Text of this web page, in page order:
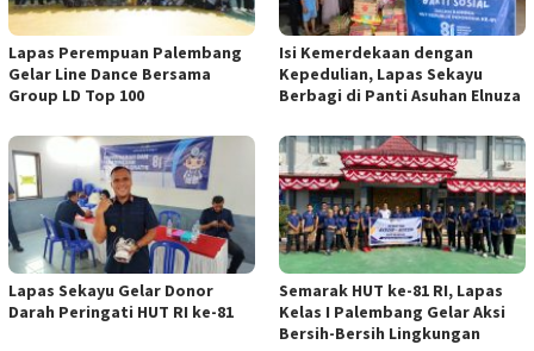
Lapas Perempuan Palembang
Gelar Line Dance Bersama
Group LD Top 100
Isi Kemerdekaan dengan
Kepedulian, Lapas Sekayu
Berbagi di Panti Asuhan Elnuza
Lapas Sekayu Gelar Donor
Darah Peringati HUT RI ke-81
Semarak HUT ke-81 RI, Lapas
Kelas I Palembang Gelar Aksi
Bersih-Bersih Lingkungan